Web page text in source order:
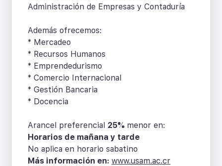
Administración de Empresas y Contaduría
Además ofrecemos:
* Mercadeo
* Recursos Humanos
* Emprendedurismo
* Comercio Internacional
* Gestión Bancaria
* Docencia
Arancel preferencial 25% menor en:
Horarios de mañana y tarde
No aplica en horario sabatino
Más información en: www.usam.ac.cr